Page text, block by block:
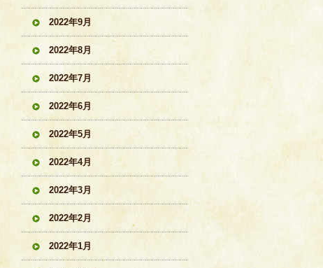
2022年9月
2022年8月
2022年7月
2022年6月
2022年5月
2022年4月
2022年3月
2022年2月
2022年1月